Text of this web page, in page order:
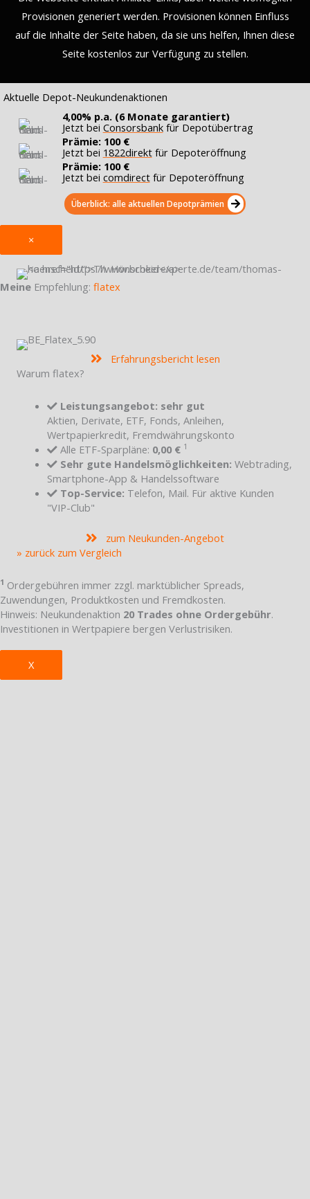
Provisionen generiert werden. Provisionen können Einfluss
auf die Inhalte der Seite haben, da sie uns helfen, Ihnen diese
Seite kostenlos zur Verfügung zu stellen.
Aktuelle Depot-Neukundenaktionen
4,00% p.a. (6 Monate garantiert)
Jetzt bei Consorsbankfür Depotübertrag
Prämie: 100 €
Jetzt bei 1822direktfür Depoteröffnung
Prämie: 100 €
Jetzt bei comdirectfür Depoteröffnung
Überblick: alle aktuellen Depotprämien
×
Meine Empfehlung: flatex
Erfahrungsbericht lesen
Warum flatex?
Leistungsangebot: sehr gut
Aktien, Derivate, ETF, Fonds, Anleihen,
Wertpapierkredit, Fremdwährungskonto
Alle ETF-Sparpläne: 0,00 € 1
Sehr gute Handelsmöglichkeiten: Webtrading,
Smartphone-App & Handelssoftware
Top-Service: Telefon, Mail. Für aktive Kunden
"VIP-Club"
zum Neukunden-Angebot
» zurück zum Vergleich
1 Ordergebühren immer zzgl. marktüblicher Spreads,
Zuwendungen, Produktkosten und Fremdkosten.
Hinweis: Neukundenaktion 20 Trades ohne Ordergebühr.
Investitionen in Wertpapiere bergen Verlustrisiken.
X